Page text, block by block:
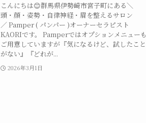
こんにちは😊群馬県伊勢崎市宮子町にある＼
頭・顔・姿勢・自律神経・眉を整えるサロン
／ Pamper ( パンパー )オーナーセラピスト
KAORIです。 Pamperではオプションメニューも
ご用意していますが『気になるけど、試したこと
がない』『どれが...
2026年3月1日